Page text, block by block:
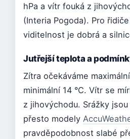
hPa a vítr fouká z
(Interia Pogoda). Pro
viditelnost je dobrá a
Jutřejší teplota a
Zítra očekáváme
minimální 14 °C. Vítr se
z jihovýchodu. Srážky
přesto modely
pravděpodobnost slabé